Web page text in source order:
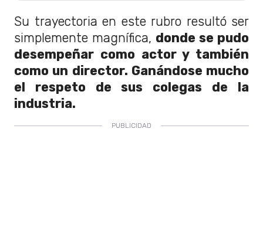
Su trayectoria en este rubro resultó ser
simplemente magnífica, donde se pudo
desempeñar como actor y también
como un director. Ganándose mucho
el respeto de sus colegas de la
industria.